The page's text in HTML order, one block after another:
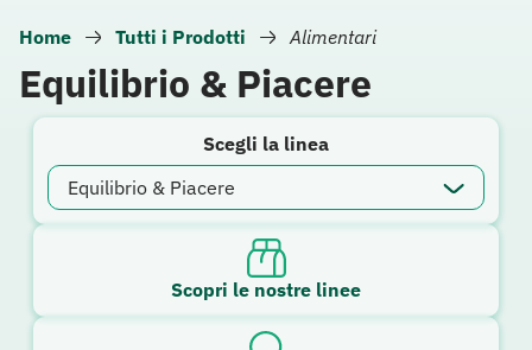
Home Tutti i Prodotti Alimentari
Equilibrio & Piacere
Scegli la linea
Scopri le nostre linee